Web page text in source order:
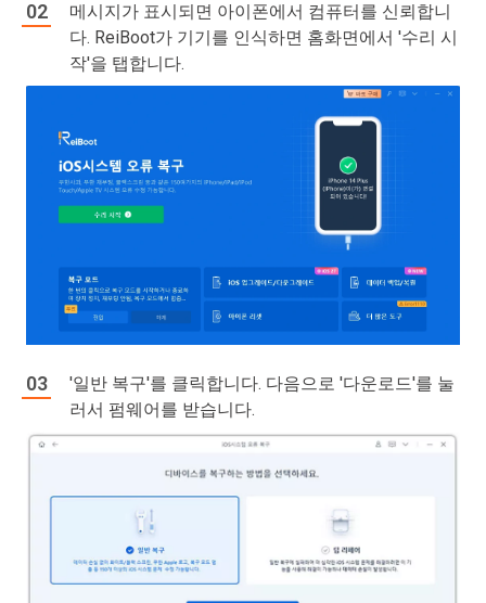
메시지가 표시되면 아이폰에서 컴퓨터를 신뢰합니
다. ReiBoot가 기기를 인식하면 홈화면에서 '수리 시
작'을 탭합니다.
'일반 복구'를 클릭합니다. 다음으로 '다운로드'를 눌
러서 펌웨어를 받습니다.